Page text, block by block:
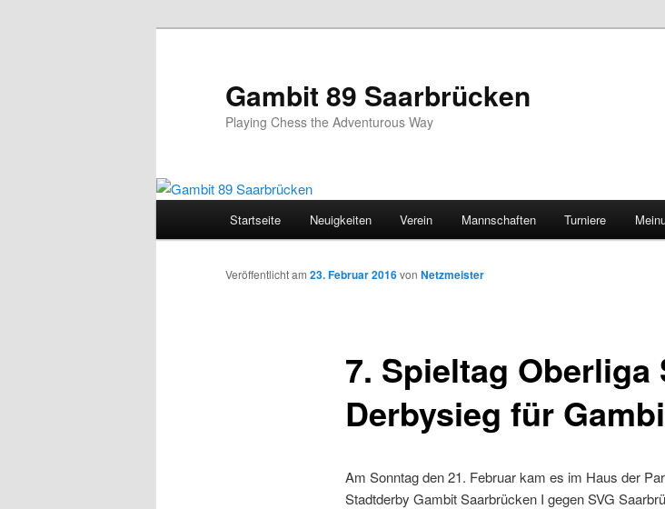
Gambit 89 Saarbrücken
Playing Chess the Adventurous Way
Startseite Neuigkeiten Verein Mannschaften Turniere
7. Spieltag Oberliga
Derbysieg für
Veröffentlicht am 23. Februar 2016von Netzmeister
Am Sonntag den 21. Februar kam es im Haus der
Stadtderby Gambit Saarbrücken I gegen SVG